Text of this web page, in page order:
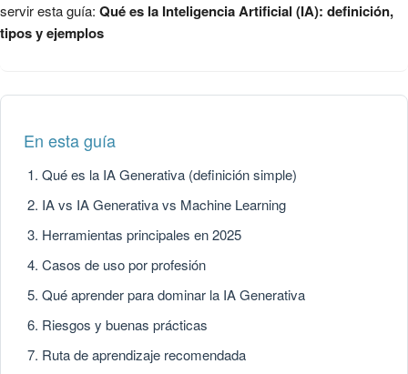
servir esta guía: Qué es la Inteligencia Artificial (IA): definición,
tipos y ejemplos
En esta guía
Qué es la IA Generativa (definición simple)
IA vs IA Generativa vs Machine Learning
Herramientas principales en 2025
Casos de uso por profesión
Qué aprender para dominar la IA Generativa
Riesgos y buenas prácticas
Ruta de aprendizaje recomendada